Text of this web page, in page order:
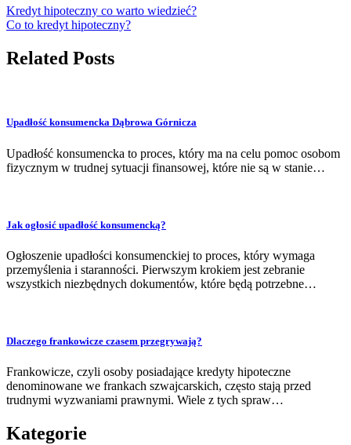
Kredyt hipoteczny co warto wiedzieć?
Co to kredyt hipoteczny?
Related Posts
Upadłość konsumencka Dąbrowa Górnicza
Upadłość konsumencka to proces, który ma na celu pomoc osobom
fizycznym w trudnej sytuacji finansowej, które nie są w stanie…
Jak ogłosić upadłość konsumencką?
Ogłoszenie upadłości konsumenckiej to proces, który wymaga
przemyślenia i staranności. Pierwszym krokiem jest zebranie
wszystkich niezbędnych dokumentów, które będą potrzebne…
Dlaczego frankowicze czasem przegrywają?
Frankowicze, czyli osoby posiadające kredyty hipoteczne
denominowane we frankach szwajcarskich, często stają przed
trudnymi wyzwaniami prawnymi. Wiele z tych spraw…
Kategorie